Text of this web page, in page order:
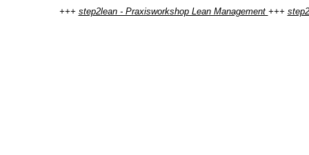
+++ step2lean - Praxisworkshop Lean Management +++